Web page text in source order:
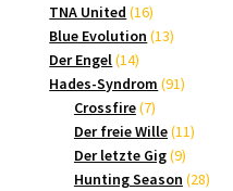
Produkte
TNA United 1616
Produkte
Blue Evolution 1313
Der Engel 1414
Produkte
Hades-Syndrom 9191
Crossfire 77
Produkte
Der freie Wille 1111
Der letzte Gig 99
Produkte
Hunting Season 2828